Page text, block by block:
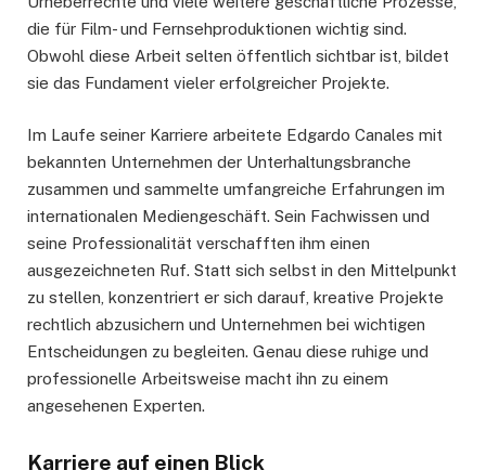
die für Film- und Fernsehproduktionen wichtig sind.
Obwohl diese Arbeit selten öffentlich sichtbar ist, bildet
sie das Fundament vieler erfolgreicher Projekte.
Im Laufe seiner Karriere arbeitete Edgardo Canales mit
bekannten Unternehmen der Unterhaltungsbranche
zusammen und sammelte umfangreiche Erfahrungen im
internationalen Mediengeschäft. Sein Fachwissen und
seine Professionalität verschafften ihm einen
ausgezeichneten Ruf. Statt sich selbst in den Mittelpunkt
zu stellen, konzentriert er sich darauf, kreative Projekte
rechtlich abzusichern und Unternehmen bei wichtigen
Entscheidungen zu begleiten. Genau diese ruhige und
professionelle Arbeitsweise macht ihn zu einem
angesehenen Experten.
Karriere auf einen Blick